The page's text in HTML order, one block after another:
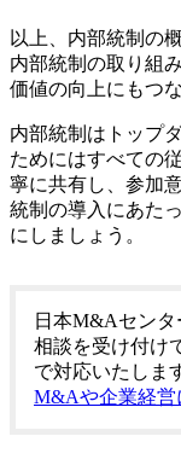
以上、内部統制の
内部統制の取り組
価値の向上にもつ
内部統制はトップ
ためにはすべての
寧に共有し、参加
統制の導入にあた
にしましょう。
日本M&Aセン
相談を受け付け
で対応いたしま
M&Aや企業経営